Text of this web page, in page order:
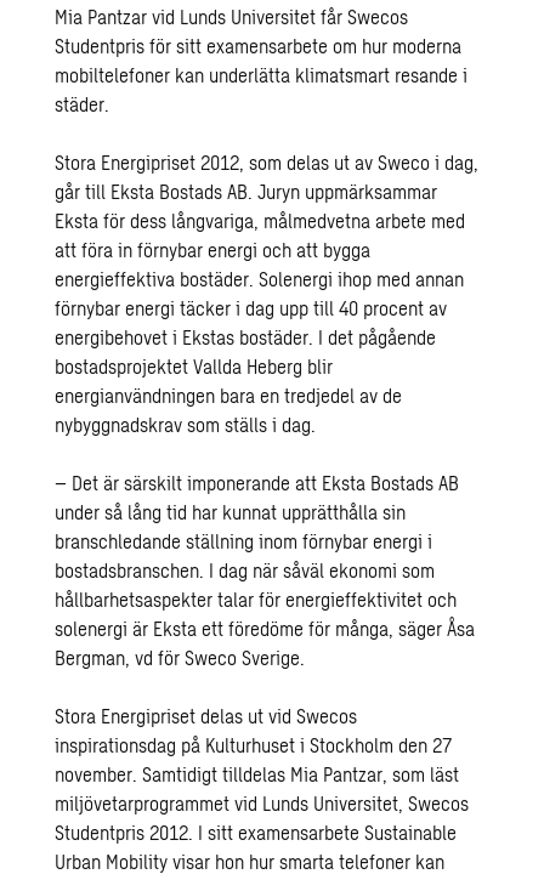
Mia Pantzar vid Lunds Universitet får Swecos
Studentpris för sitt examensarbete om hur moderna
mobiltelefoner kan underlätta klimatsmart resande i
städer.
Stora Energipriset 2012, som delas ut av Sweco i dag,
går till Eksta Bostads AB. Juryn uppmärksammar
Eksta för dess långvariga, målmedvetna arbete med
att föra in förnybar energi och att bygga
energieffektiva bostäder. Solenergi ihop med annan
förnybar energi täcker i dag upp till 40 procent av
energibehovet i Ekstas bostäder. I det pågående
bostadsprojektet Vallda Heberg blir
energianvändningen bara en tredjedel av de
nybyggnadskrav som ställs i dag.
– Det är särskilt imponerande att Eksta Bostads AB
under så lång tid har kunnat upprätthålla sin
branschledande ställning inom förnybar energi i
bostadsbranschen. I dag när såväl ekonomi som
hållbarhetsaspekter talar för energieffektivitet och
solenergi är Eksta ett föredöme för många, säger Åsa
Bergman, vd för Sweco Sverige.
Stora Energipriset delas ut vid Swecos
inspirationsdag på Kulturhuset i Stockholm den 27
november. Samtidigt tilldelas Mia Pantzar, som läst
miljövetarprogrammet vid Lunds Universitet, Swecos
Studentpris 2012. I sitt examensarbete Sustainable
Urban Mobility visar hon hur smarta telefoner kan